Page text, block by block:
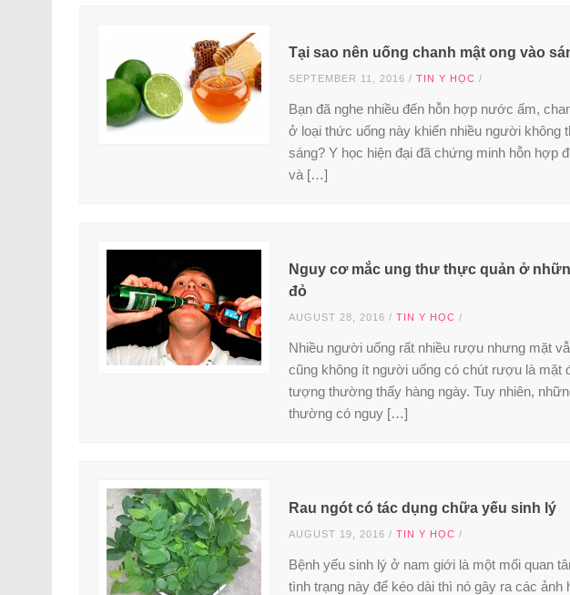
Tại sao nên uống chanh mật ong vào
SEPTEMBER 11, 2016 / TIN Y HỌC /
Bạn đã nghe nhiều đến hỗn hợp nước ấm,
ở loại thức uống này khiến nhiều người không
sáng? Y học hiện đại đã chứng minh hỗn hợp
và […]
Nguy cơ mắc ung thư thực quản ở
đỏ
AUGUST 28, 2016 / TIN Y HỌC /
Nhiều người uống rất nhiều rượu nhưng mặt
cũng không ít người uống có chút rượu là mặt
tượng thường thấy hàng ngày. Tuy nhiên,
thường có nguy […]
Rau ngót có tác dụng chữa yếu sinh lý
AUGUST 19, 2016 / TIN Y HỌC /
Bệnh yếu sinh lý ở nam giới là một mối quan
tình trạng này để kéo dài thì nó gây ra các